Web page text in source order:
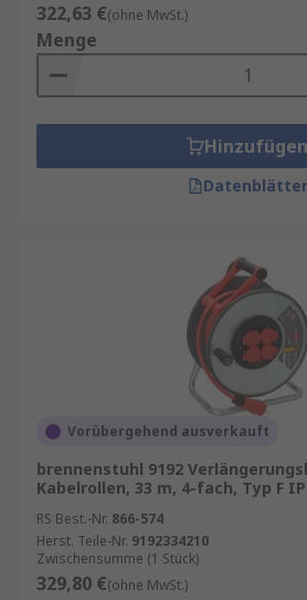
322,63 €(ohne MwSt.)
Menge
Hinzufügen
Datenblätter
Vorübergehend ausverkauft
brennenstuhl 9192
Kabelrollen, 33 m, 4-fach, Typ F
RS Best.-Nr. 866-574
Herst. Teile-Nr. 9192334210
Zwischensumme (1 Stück)
329,80 €(ohne MwSt.)